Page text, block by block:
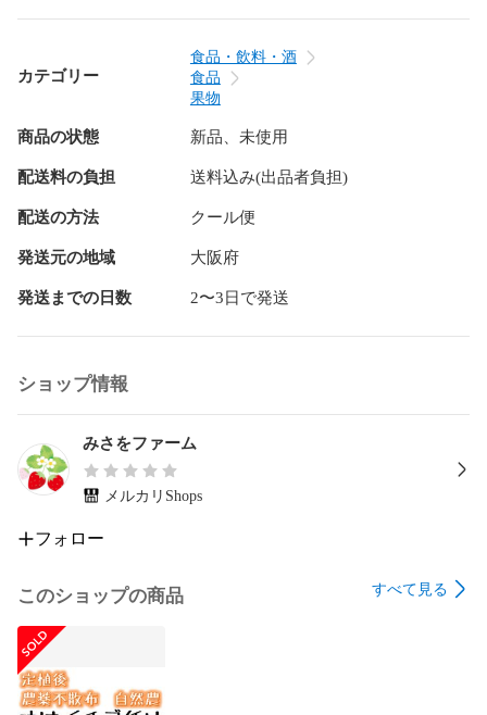
カテゴリー
食品・飲料・酒
食品
果物
商品の状態 新品、未使用
配送料の負担 送料込み(出品者負担)
配送の方法 クール便
発送元の地域 大阪府
発送までの日数 2〜3日で発送
ショップ情報
みさをファーム
メルカリShops
フォロー
このショップの商品 すべて見る